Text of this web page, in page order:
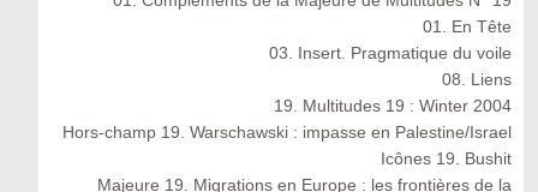
01. En Tête
03. Insert. Pragmatique du voile
08. Liens
19. Multitudes 19 : Winter 2004
Hors-champ 19. Warschawski : impasse en Palestine/Israel
Icônes 19. Bushit
Majeure 19. Migrations en Europe : les frontières de la